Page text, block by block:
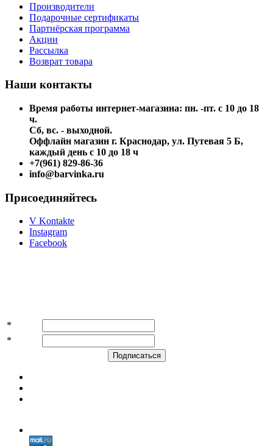
Производители
Подарочные сертификаты
Партнёрская программа
Акции
Рассылка
Возврат товара
Наши контакты
Время работы интернет-магазина: пн. -пт. с 10 до 18
ч.
Сб, вс. - выходной.
Оффлайн магазин г. Краснодар, ул. Путевая 5 Б,
каждый день с 10 до 18 ч
+7(961) 829-86-36
info@barvinka.ru
Присоединяйтесь
V Kontakte
Instagram
Facebook
*
*